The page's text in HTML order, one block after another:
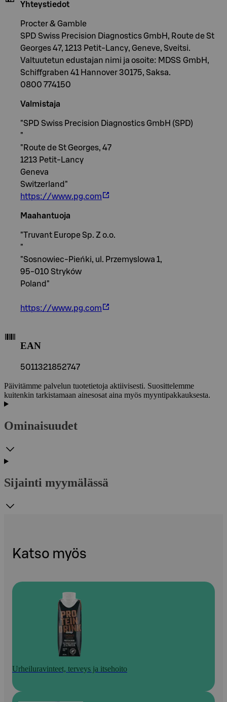
Yhteystiedot
Procter & Gamble
SPD Swiss Precision Diagnostics GmbH, Route de St
Georges 47, 1213 Petit-Lancy, Geneve, Sveitsi.
Valtuutetun edustajan nimi ja osoite: MDSS GmbH,
Schiffgraben 41 Hannover 30175, Saksa.
0800 774150
Valmistaja
"SPD Swiss Precision Diagnostics GmbH (SPD)
"
"Route de St Georges, 47
1213 Petit-Lancy
Geneva
Switzerland"
https://www.pg.com
Maahantuoja
"Truvant Europe Sp. Z o.o.
"
"Sosnowiec-Pieńki, ul. Przemyslowa 1,
95-010 Stryków
Poland"
https://www.pg.com
EAN
5011321852747
Päivitämme palvelun tuotetietoja aktiivisesti. Suosittelemme
kuitenkin tarkistamaan ainesosat aina myös myyntipakkauksesta.
Ominaisuudet
Sijainti myymälässä
Katso myös
Urheiluravinteet, terveys ja itsehoito